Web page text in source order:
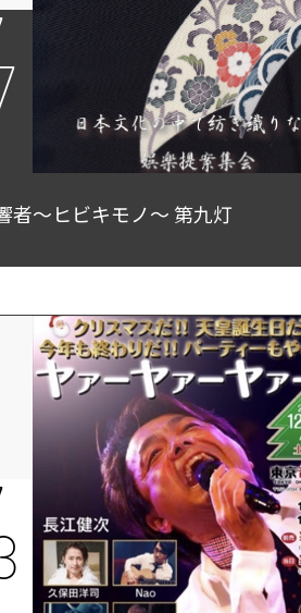
者～ヒビキモノ～ 第九灯